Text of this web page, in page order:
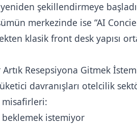
şekillendirmeye
merkezinde ise “AI
klasik front desk yapısı
Resepsiyona Gitmek
davranışları otelcilik
istemiyor